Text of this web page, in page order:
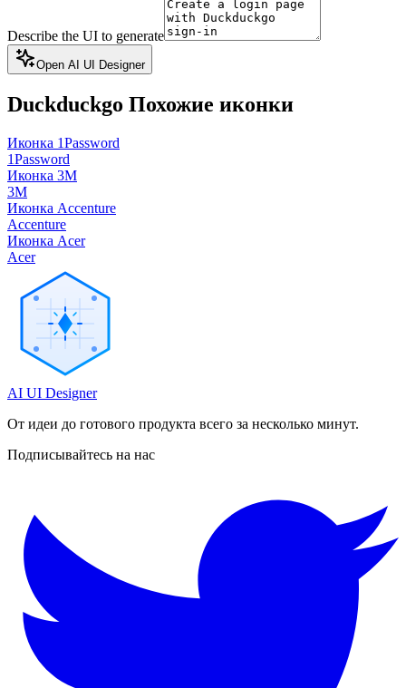
Describe the UI to generate
Open AI UI Designer
Duckduckgo Похожие иконки
Иконка 1Password
1Password
Иконка 3M
3M
Иконка Accenture
Accenture
Иконка Acer
Acer
AI UI Designer
От идеи до готового продукта всего за несколько минут.
Подписывайтесь на нас